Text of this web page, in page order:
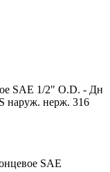
SAE 1/2" O.D. - Дн
наруж. нерж. 316
SAE